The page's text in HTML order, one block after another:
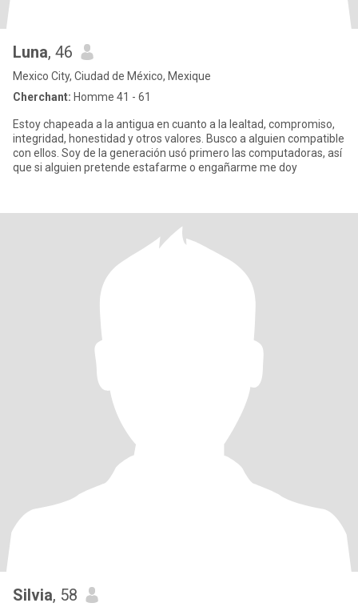
Luna, 46
Mexico City, Ciudad de México, Mexique
Cherchant: Homme 41 - 61
Estoy chapeada a la antigua en cuanto a la lealtad, compromiso,
integridad, honestidad y otros valores. Busco a alguien compatible
con ellos. Soy de la generación usó primero las computadoras, así
que si alguien pretende estafarme o engañarme me doy
Silvia, 58